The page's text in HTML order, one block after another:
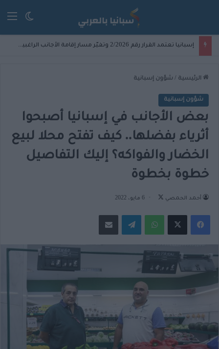
إسبانيا تعتمد القرار رقم 2/2026 وتغيّر مسار إقامة الأجانب الراغبين في دراسة الدكتوراه
الرئيسية / شؤون إسبانية
شؤون إسبانية
بعض الأجانب في إسبانيا أصبحوا
أثرياء بفضلها.. كيف تفتح محلا لبيع
الخضار والفواكه؟ إليك التفاصيل
خطوة بخطوة
أحمد الحمصي
X
6 مايو، 2022
فيسبوك واتساب تيلقرام